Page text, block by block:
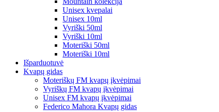
Unisex kvepalai
Unisex 10ml
Vyriški 50ml
Vyriški 10ml
Moteriški 50ml
Moteriški 10ml
Išparduotuvė
Kvapų gidas
Moteriškų FM kvapų įkvėpimai
Vyriškų FM kvapų įkvėpimai
Unisex FM kvapų įkvėpimai
Federico Mahora Kvapų gidas